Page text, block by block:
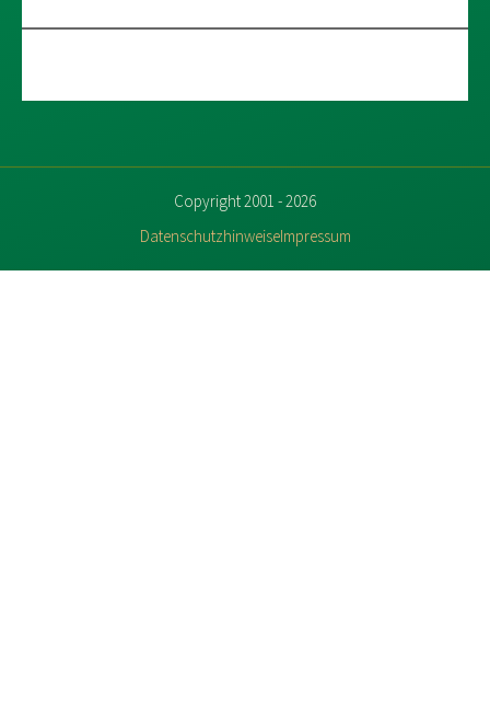
Copyright 2001 - 2026
DatenschutzhinweiseImpressum